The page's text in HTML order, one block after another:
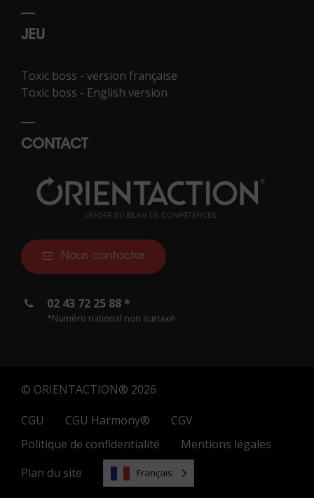
JEU
Toxic boss - version française
Toxic boss - English version
CONTACT
Nous contacter
02 43 72 25 88 *
*Numéro national non surtaxé
© ORIENTACTION® 2026
CGU
CGU Harmony®
CGV
Politique de confidentialité
Mentions légales
Plan du site
Français